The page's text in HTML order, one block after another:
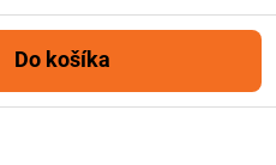
Do košíka